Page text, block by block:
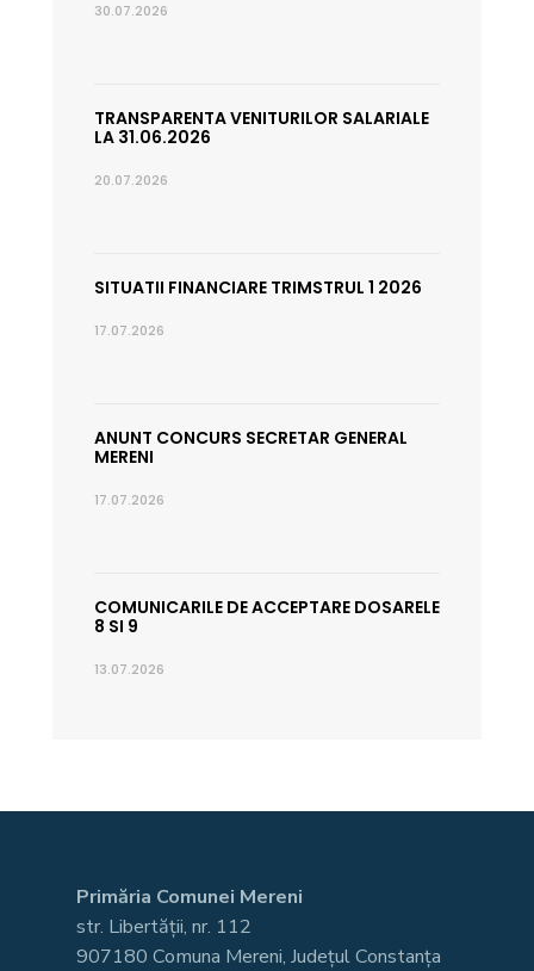
30.07.2026
TRANSPARENTA VENITURILOR SALARIALE
LA 31.06.2026
20.07.2026
SITUATII FINANCIARE TRIMSTRUL 1 2026
17.07.2026
ANUNT CONCURS SECRETAR GENERAL
MERENI
17.07.2026
COMUNICARILE DE ACCEPTARE DOSARELE
8 SI 9
13.07.2026
Primăria Comunei Mereni
str. Libertății, nr. 112
907180 Comuna Mereni, Județul Constanța